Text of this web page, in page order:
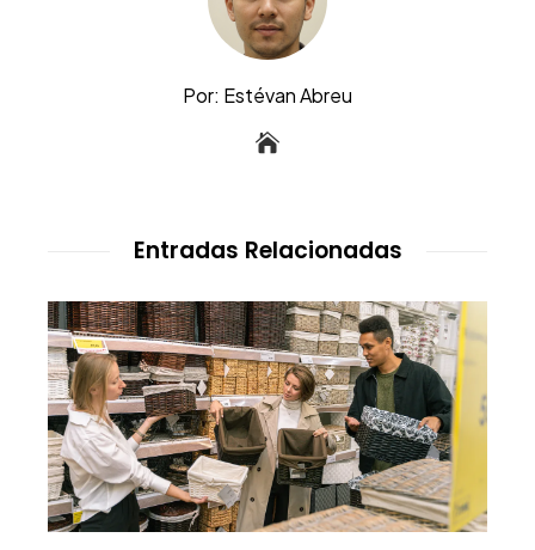
Por: Estévan Abreu
Entradas Relacionadas